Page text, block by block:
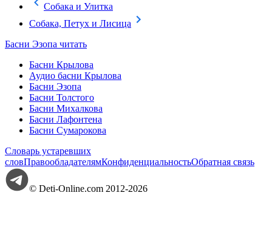
Собака и Улитка
Собака, Петух и Лисица
Басни Эзопа читать
Басни Крылова
Аудио басни Крылова
Басни Эзопа
Басни Толстого
Басни Михалкова
Басни Лафонтена
Басни Сумарокова
Словарь устаревших
словПравообладателямКонфиденциальностьОбратная связь
© Deti-Online.com 2012-2026